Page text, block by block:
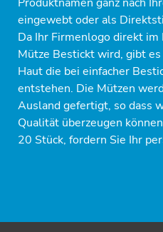
eingewebt oder als
Da Ihr Firmenlogo direkt
Mütze Bestickt wird, gibt
Haut die bei einfacher
entstehen. Die Mützen
Ausland gefertigt, so dass
Qualität überzeugen
20 Stück, fordern Sie Ihr